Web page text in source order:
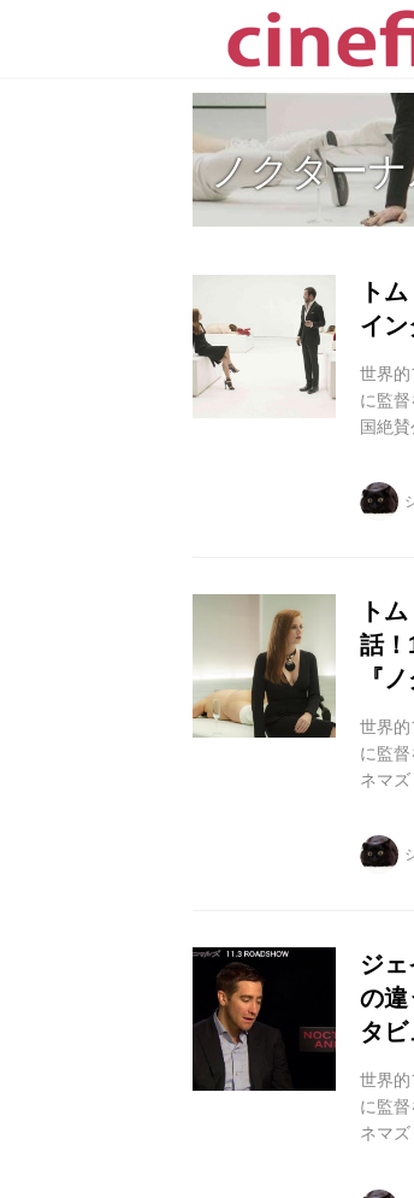
ノクター
ト
イン
世界
に監
国絶
映画
アカデ
ト
話！
『
世界
に監
ネマ
回ヴ
シャノ
ジ
の違
タビ
世界
に監
ネマ
回ヴ